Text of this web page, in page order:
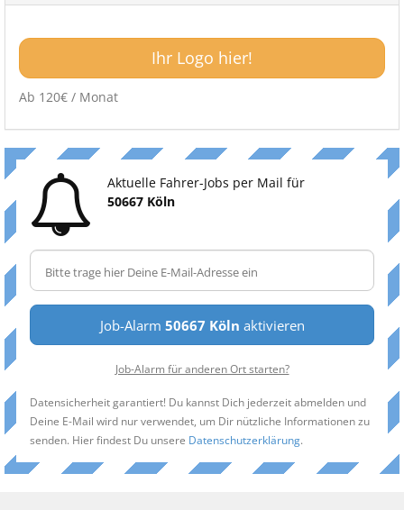
Ihr Logo hier!
Ab 120€ / Monat
Aktuelle Fahrer-Jobs per Mail für
50667 Köln
Job-Alarm 50667 Köln aktivieren
Job-Alarm für anderen Ort starten?
Datensicherheit garantiert! Du kannst Dich jederzeit abmelden und
Deine E-Mail wird nur verwendet, um Dir nützliche Informationen zu
senden. Hier findest Du unsere Datenschutzerklärung.